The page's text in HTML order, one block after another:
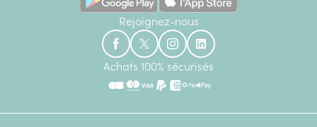
Rejoignez-nous
Achats 100% sécurisés